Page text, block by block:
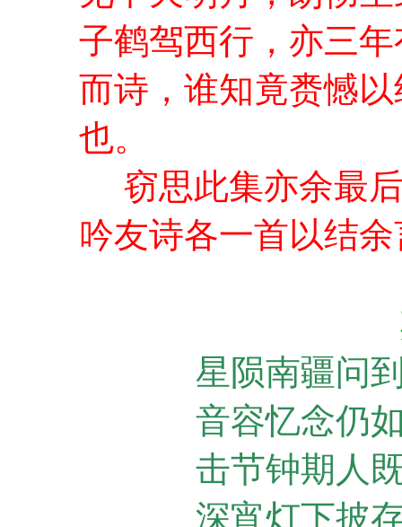
子鹤驾西行，亦三
而诗，谁知竟赉憾
也。
窃思此集亦余最
吟友诗各一首以结
星陨南疆问
音容忆念仍
击节钟期人
深宵灯下披